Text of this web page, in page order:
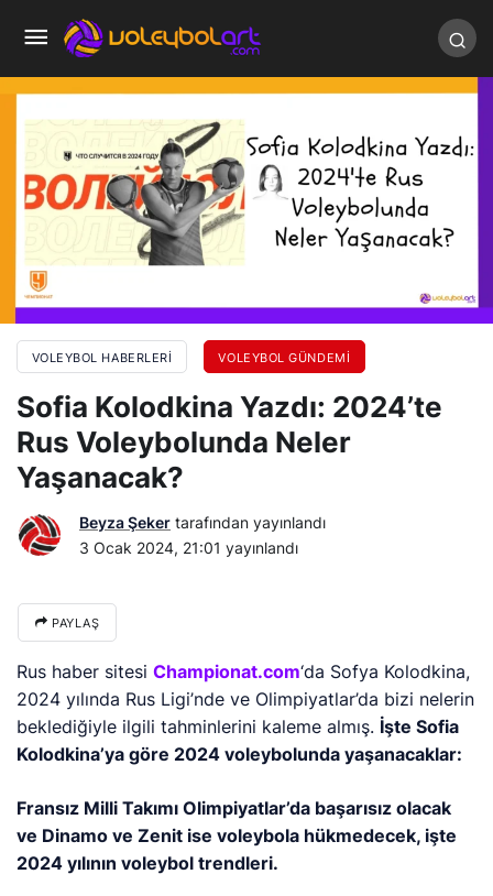
VOLEYBOL HABERLERI VOLEYBOL GÜNDEMI
Sofia Kolodkina Yazdı: 2024’te
Rus Voleybolunda Neler
Yaşanacak?
Beyza Şeker tarafından yayınlandı
3 Ocak 2024, 21:01 yayınlandı
PAYLAŞ
Rus haber sitesiChampionat.com‘da Sofya Kolodkina,
2024 yılında Rus Ligi’nde ve Olimpiyatlar’da bizi nelerin
beklediğiyle ilgili tahminlerini kaleme almış. İşte Sofia
Kolodkina’ya göre 2024 voleybolunda yaşanacaklar:
Fransız Milli Takımı Olimpiyatlar’da başarısız olacak
ve Dinamo ve Zenit ise voleybola hükmedecek, işte
2024 yılının voleybol trendleri.